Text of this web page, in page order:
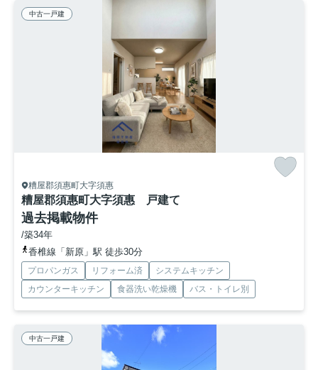
中古一戸建
糟屋郡須惠町大字須惠
糟屋郡須惠町大字須惠 戸建て
過去掲載物件
/築34年
香椎線「新原」駅 徒歩30分
プロパンガス リフォーム済
システムキッチン
カウンターキッチン
食器洗い乾燥機 バス・トイレ別
中古一戸建